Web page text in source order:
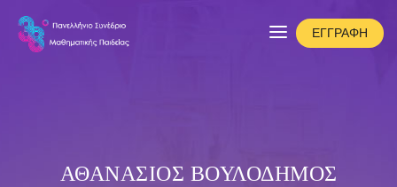
ΕΓΓΡΑΦΗ
ΑΘΑΝΑΣΙΟΣ ΒΟΥΛΟΔΗΜΟΣ